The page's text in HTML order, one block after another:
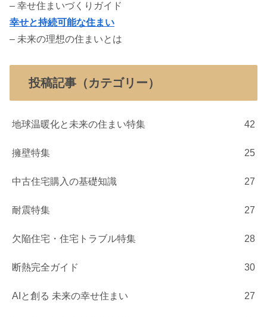
– 幸せ住まいづくりガイド
幸せと持続可能な住まい
– 未来の理想の住まいとは
投稿記事（カテゴリー）
地球温暖化と未来の住まい特集 42
擁壁特集 25
中古住宅購入の基礎知識 27
耐震特集 27
欠陥住宅・住宅トラブル特集 28
断熱完全ガイド 30
AIと創る 未来の幸せ住まい 27